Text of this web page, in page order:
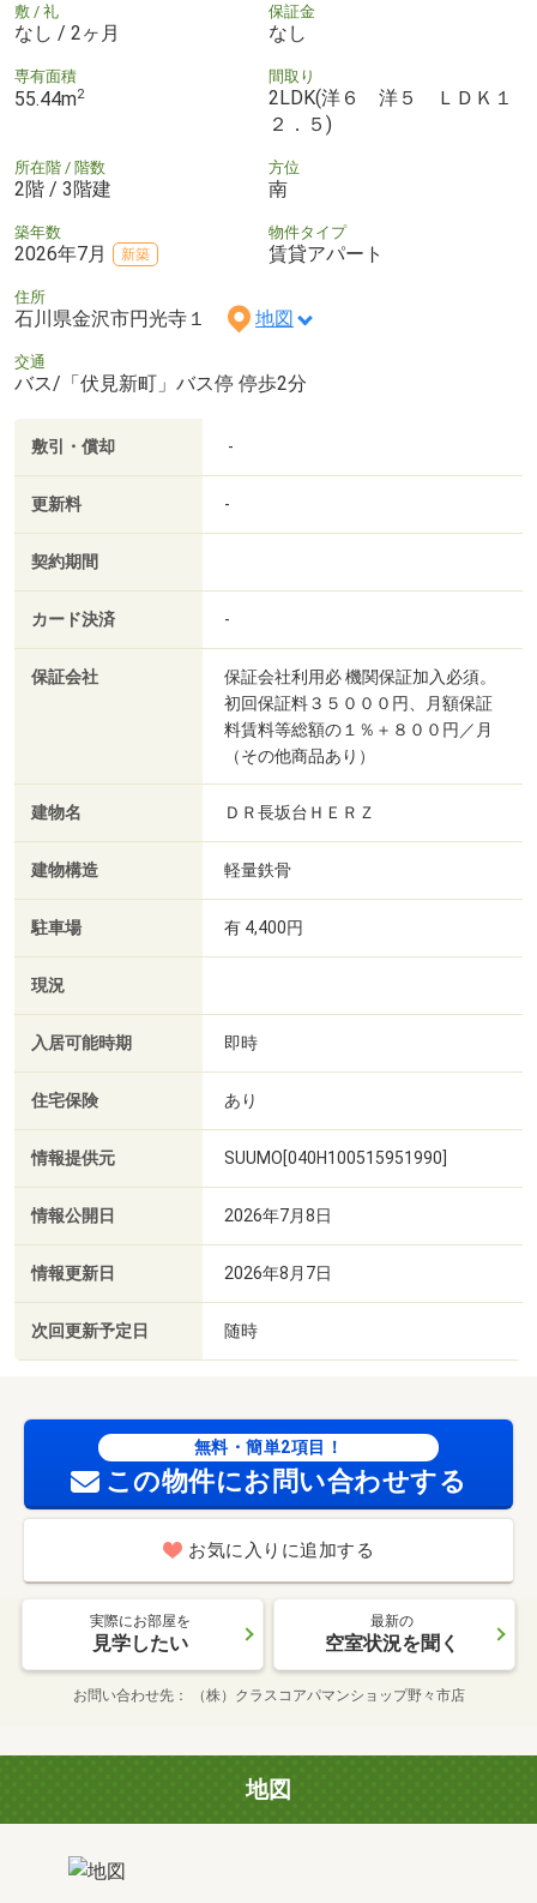
敷 / 礼
なし / 2ヶ月
保証金
なし
専有面積
55.44m2
間取り
2LDK(洋６ 洋５ ＬＤＫ１
２．５)
所在階 / 階数
2階 / 3階建
方位
南
築年数
2026年7月 新築
物件タイプ
賃貸アパート
住所
石川県金沢市円光寺１ 地図
交通
バス/「伏見新町」バス停 停歩2分
敷引・償却 -
更新料 -
契約期間
カード決済 -
保証会社
保証会社利用必 機関保証加入必須。
初回保証料３５０００円、月額保証
料賃料等総額の１％＋８００円／月
（その他商品あり）
建物名 ＤＲ長坂台ＨＥＲＺ
建物構造 軽量鉄骨
駐車場 有 4,400円
現況
入居可能時期 即時
住宅保険 あり
情報提供元 SUUMO[040H100515951990]
情報公開日 2026年7月8日
情報更新日 2026年8月7日
次回更新予定日 随時
無料・簡単2項目！
この物件にお問い合わせする
お気に入りに追加する
実際にお部屋を
見学したい
最新の
空室状況を聞く
お問い合わせ先 （株）クラスコアパマンショップ野々市店
地図